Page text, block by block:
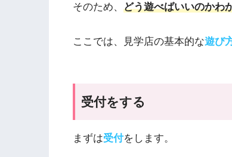
そのため、 どう遊べばいいのかわ
ここでは、見学店の基本的な遊び
受付をする
まずは受付をします。